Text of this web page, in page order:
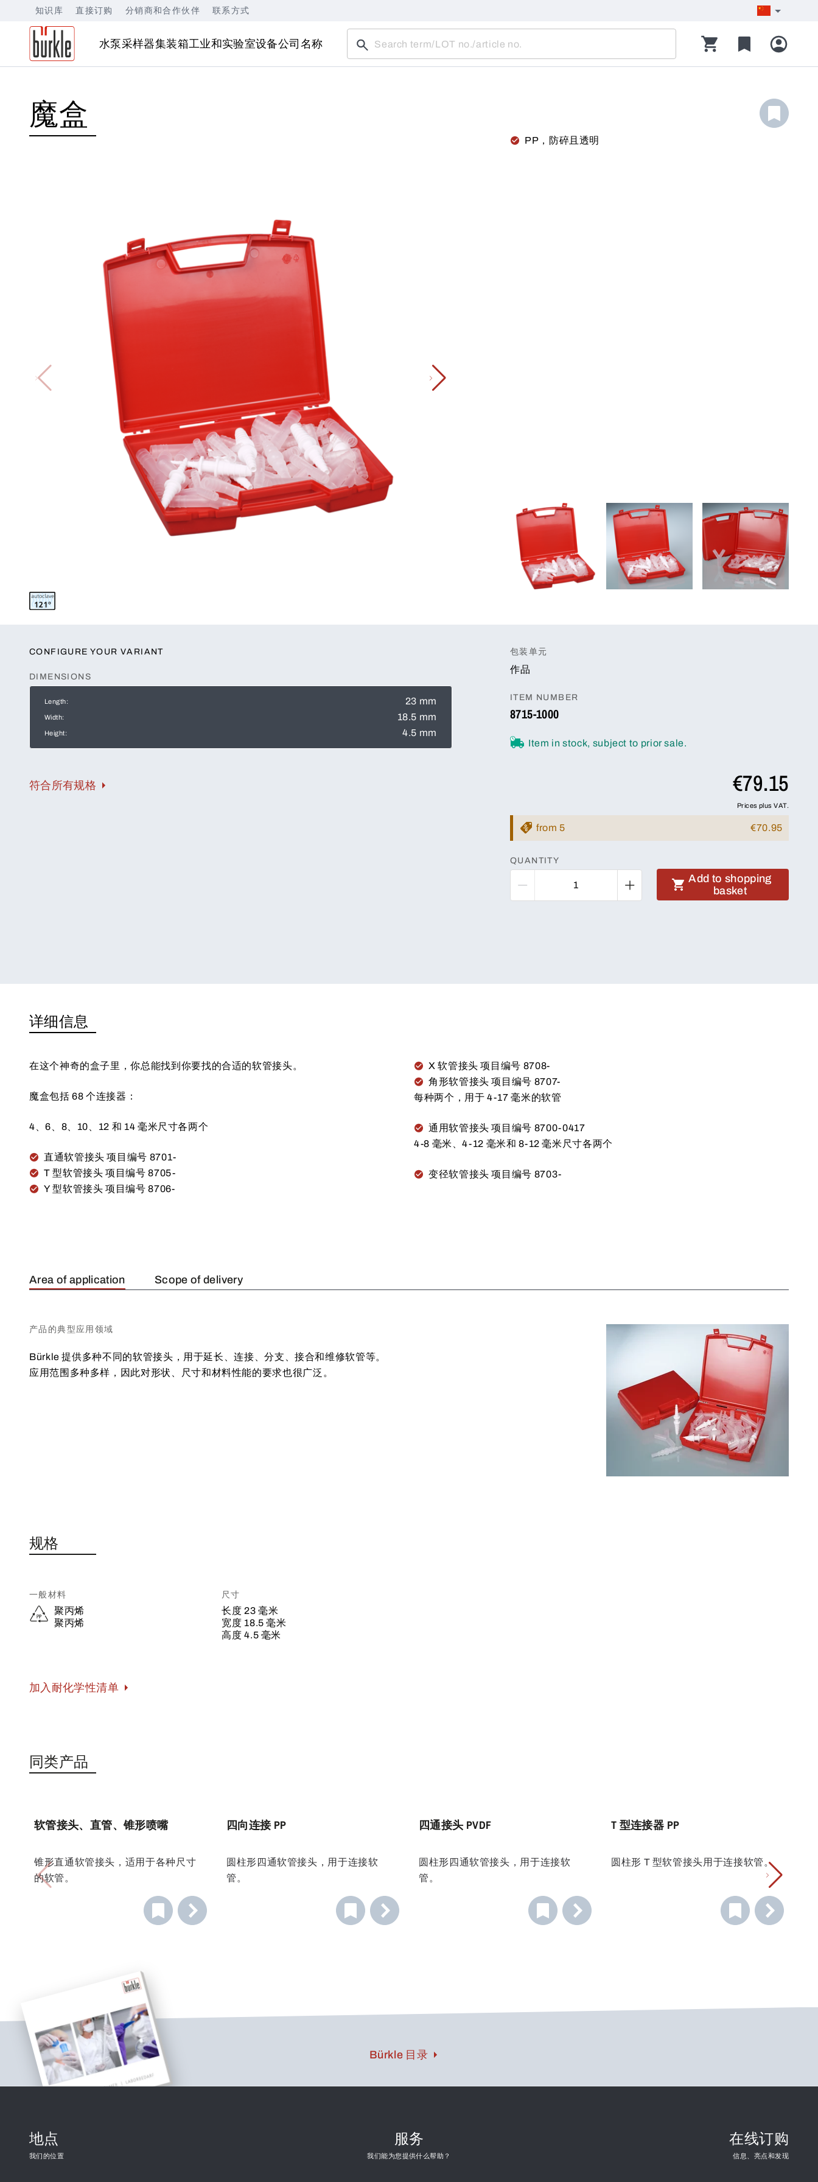
知识库 直接订购 分销商和合作伙伴 联系方式
水泵采样器集装箱工业和实验室设备公司名称
魔盒
PP，防碎且透明
CONFIGURE YOUR VARIANT
DIMENSIONS
Length: 23 mm
Width: 18.5 mm
Height: 4.5 mm
符合所有规格
包装单元
作品
ITEM NUMBER
8715-1000
Item in stock, subject to prior sale.
€79.15
Prices plus VAT.
from 5 €70.95
QUANTITY
Add to shopping
basket
详细信息
在这个神奇的盒子里，你总能找到你要找的合适的软管接头。
魔盒包括 68 个连接器：
4、6、8、10、12 和 14 毫米尺寸各两个
直通软管接头 项目编号 8701-
T 型软管接头 项目编号 8705-
Y 型软管接头 项目编号 8706-
X 软管接头 项目编号 8708-
角形软管接头 项目编号 8707-
每种两个，用于 4-17 毫米的软管
通用软管接头 项目编号 8700-0417
4-8 毫米、4-12 毫米和 8-12 毫米尺寸各两个
变径软管接头 项目编号 8703-
Area of application Scope of delivery
产品的典型应用领域
Bürkle 提供多种不同的软管接头，用于延长、连接、分支、接合和维修软管等。
应用范围多种多样，因此对形状、尺寸和材料性能的要求也很广泛。
规格
一般材料
聚丙烯
聚丙烯
尺寸
长度 23 毫米
宽度 18.5 毫米
高度 4.5 毫米
加入耐化学性清单
同类产品
软管接头、直管、锥形喷嘴
锥形直通软管接头，适用于各种尺寸
的软管。
四向连接 PP
圆柱形四通软管接头，用于连接软
管。
四通接头 PVDF
圆柱形四通软管接头，用于连接软
管。
T 型连接器 PP
圆柱形 T 型软管接头用于连接软管。
Bürkle 目录
地点
我们的位置
服务
我们能为您提供什么帮助？
在线订购
信息、亮点和发现